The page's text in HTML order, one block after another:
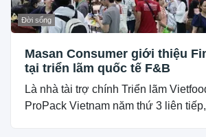
Đời sống
Masan Consumer giới thiệu
tại triển lãm quốc tế F&B
Là nhà tài trợ chính Triển lãm
ProPack Vietnam năm thứ 3 liên